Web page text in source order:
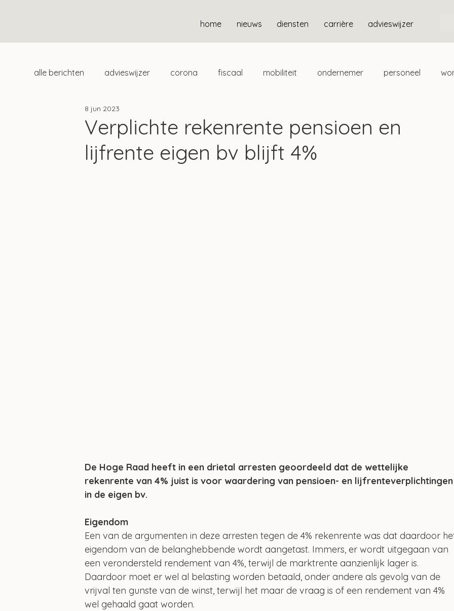
home nieuws diensten carrière advieswijzer
alle berichten advieswijzer corona fiscaal mobiliteit ondernemer personeel
duurzaam home
Verplichte rekenrente pensioen en
lijfrente eigen bv blijft 4%
8 jun 2023
De Hoge Raad heeft in een drietal arresten geoordeeld dat de wettelijke
rekenrente van 4% juist is voor waardering van pensioen- en
in de eigen bv.
Eigendom
Een van de argumenten in deze arresten tegen de 4% rekenrente was dat daardoor
eigendom van de belanghebbende wordt aangetast. Immers, er wordt uitgegaan van
een verondersteld rendement van 4%, terwijl de marktrente aanzienlijk lager is.
Daardoor moet er wel al belasting worden betaald, onder andere als gevolg van de
vrijval ten gunste van de winst, terwijl het maar de vraag is of een rendement van 4%
wel gehaald gaat worden.